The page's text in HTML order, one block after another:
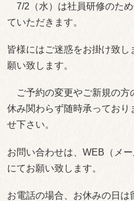
7/2（水）は社員研修のた
ていただきます。
皆様にはご迷惑をお掛け致
願い致します。
ご予約の変更やご新規の方
休み関わらず随時承ってお
せ下さい。
お問い合わせは、WEB（メ
にてお願い致します。
お電話の場合、お休みの日